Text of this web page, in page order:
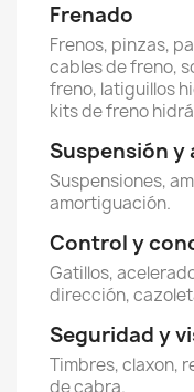
Frenado
Frenos, pinzas,
cables de freno,
freno, latiguillos
kits de freno
Suspensión
Suspensiones,
amortiguación.
Control y
Gatillos,
dirección,
Seguridad y
Timbres, claxon,
de cabra.